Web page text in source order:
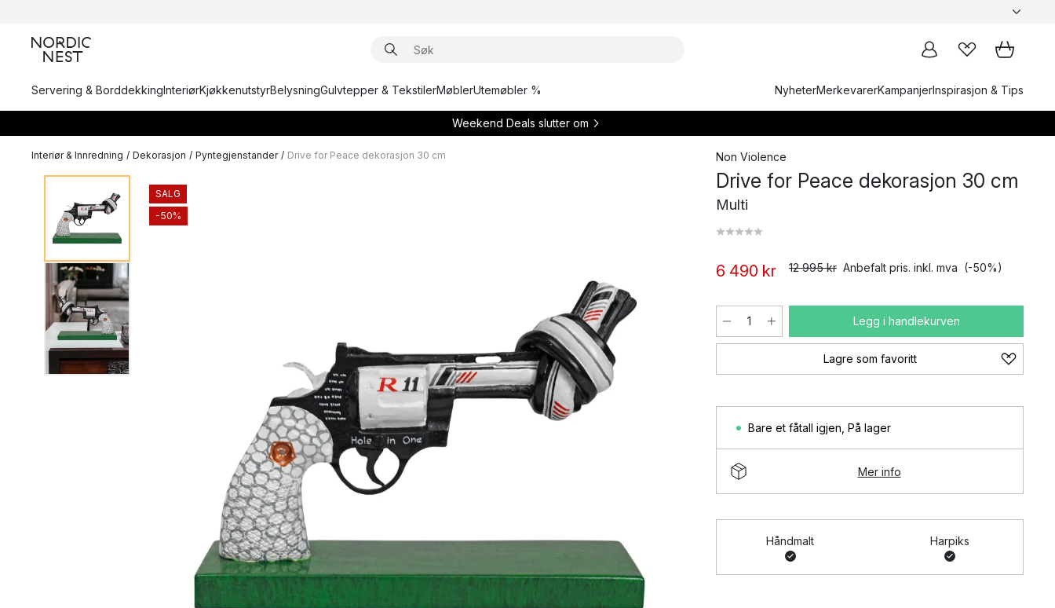
Servering & BorddekkingInteriørKjøkkenutstyrBelysningGulvtepper & TekstilerMøblerUtemøbler % NyheterMerkevarerKampanjerInspirasjon & Tips
Weekend Deals slutter om
Interiør & Innredning / Dekorasjon / Pyntegjenstander / Drive for Peace dekorasjon 30 cm
SALG
-50%
Non Violence
Drive for Peace dekorasjon 30 cm
Multi
6 490 kr 12 995 kr Anbefalt pris. inkl. mva (-50%)
Legg i handlekurven
Lagre som favoritt
Bare et fåtall igjen På lager
Mer info
Håndmalt Harpiks